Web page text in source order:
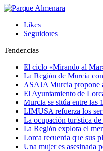
Likes
Seguidores
Tendencias
El ciclo «Mirando al
La Región de Murcia
ASAJA Murcia propone
El Ayuntamiento de
Murcia se sitúa entre las
LIMUSA refuerza los
La ocupación turística
La Región explora el
Lorca recuerda que sus
Una mujer es asesinada